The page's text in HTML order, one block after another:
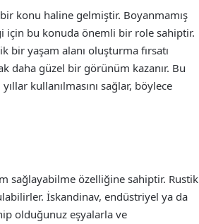
konu haline gelmiştir. Boyanmamış
bu konuda önemli bir role sahiptir.
bir yaşam alanı oluşturma fırsatı
daha güzel bir görünüm kazanır. Bu
kullanılmasını sağlar, böylece
sağlayabilme özelliğine sahiptir. Rustik
İskandinav, endüstriyel ya da
olduğunuz eşyalarla ve